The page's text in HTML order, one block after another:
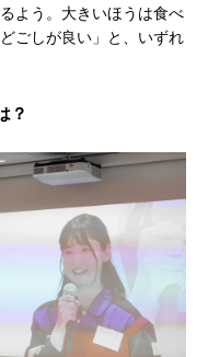
よう。大きいほうは食べ
ごしが良い」と、いずれ
？